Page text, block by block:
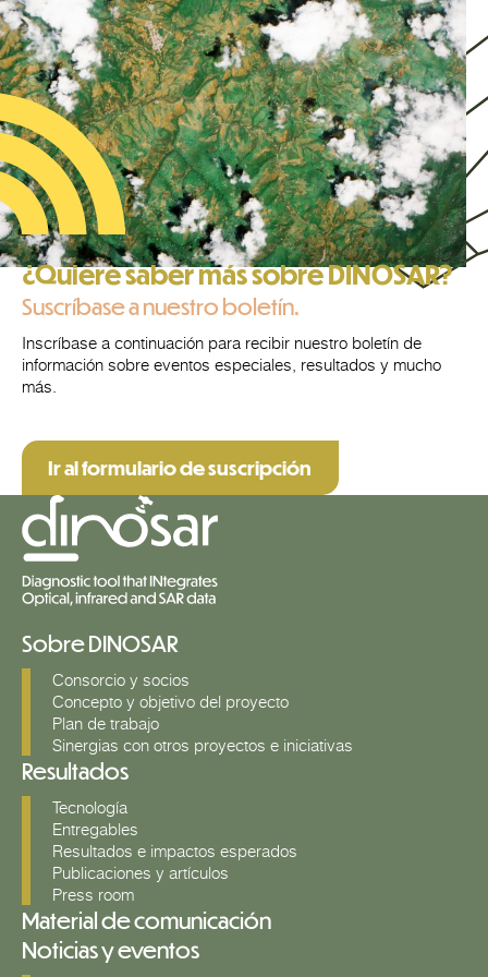
¿Quiere saber más sobre DINOSAR?
Suscríbase a nuestro boletín.
Inscríbase a continuación para recibir nuestro boletín de
información sobre eventos especiales, resultados y mucho
más.
Ir al formulario de suscripción
Sobre DINOSAR
Consorcio y socios
Concepto y objetivo del proyecto
Plan de trabajo
Sinergias con otros proyectos e iniciativas
Resultados
Tecnología
Entregables
Resultados e impactos esperados
Publicaciones y artículos
Press room
Material de comunicación
Noticias y eventos